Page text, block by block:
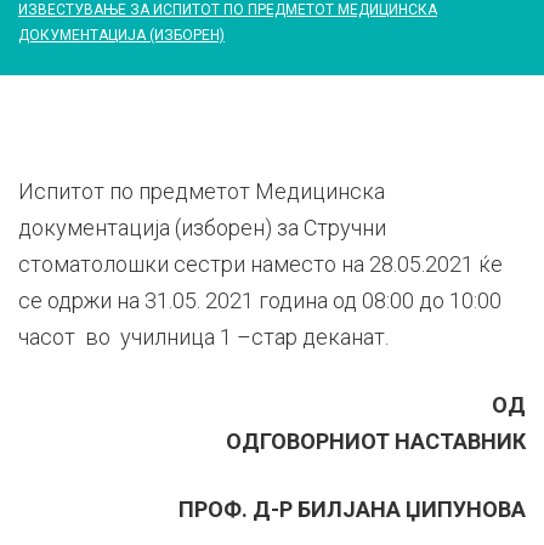
ИЗВЕСТУВАЊЕ ЗА ИСПИТОТ ПО ПРЕДМЕТОТ МЕДИЦИНСКА
ДОКУМЕНТАЦИЈА (ИЗБОРЕН)
Испитот по предметот Медицинска
документација (изборен) за Стручни
стоматолошки сестри наместо на 28.05.2021 ќе
се одржи на 31.05. 2021 година од 08:00 до 10:00
часот во училница 1 –стар деканат.
ОД
ОДГОВОРНИОТ НАСТАВНИК
ПРОФ. Д-Р БИЛЈАНА ЏИПУНОВА